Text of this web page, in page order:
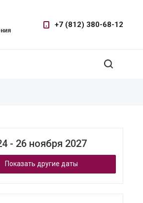
+7 (812) 380-68-12
- 26 ноября 2027
Показать другие даты